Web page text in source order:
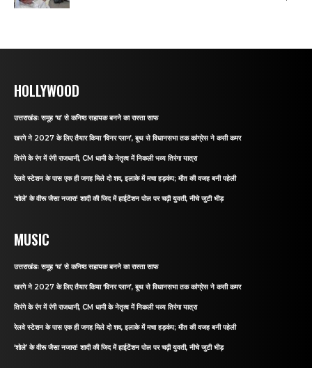
HOLLYWOOD
उत्तराखंडः समूह ‘घ’ से कनिष्ठ सहायक बनने का रास्ता साफ
खरगे ने 2027 के लिए तैयार किया ‘विनर प्लान’, बूथ से विधानसभा तक कांग्रेस ने कसी कमर
तिरंगे के रंग में रंगी राजधानी, CM धामी के नेतृत्व में निकली भव्य तिरंगा यात्रा
रेलवे स्टेशन के पास एक ही जगह मिले दो शव, इलाके में मचा हड़कंप; मौत की वजह बनी पहेली
‘शोले’ के वीरू जैसा नजारा! शादी की जिद में हाईटेंशन पोल पर चढ़ी युवती, नीचे जुटी भीड़
MUSIC
उत्तराखंडः समूह ‘घ’ से कनिष्ठ सहायक बनने का रास्ता साफ
खरगे ने 2027 के लिए तैयार किया ‘विनर प्लान’, बूथ से विधानसभा तक कांग्रेस ने कसी कमर
तिरंगे के रंग में रंगी राजधानी, CM धामी के नेतृत्व में निकली भव्य तिरंगा यात्रा
रेलवे स्टेशन के पास एक ही जगह मिले दो शव, इलाके में मचा हड़कंप; मौत की वजह बनी पहेली
‘शोले’ के वीरू जैसा नजारा! शादी की जिद में हाईटेंशन पोल पर चढ़ी युवती, नीचे जुटी भीड़